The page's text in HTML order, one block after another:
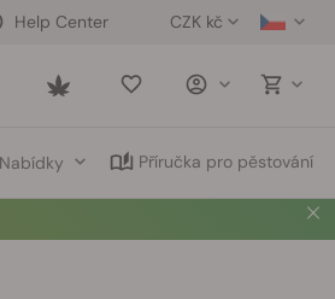
CZK kč
Help Center
Saved
Nabídky Příručka pro pěstování